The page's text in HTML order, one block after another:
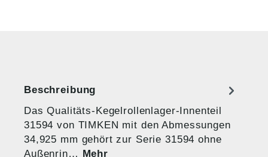
Beschreibung
Das Qualitäts-Kegelrollenlager-Innenteil
31594 von TIMKEN mit den Abmessungen
34,925 mm gehört zur Serie 31594 ohne
Außenrin… Mehr